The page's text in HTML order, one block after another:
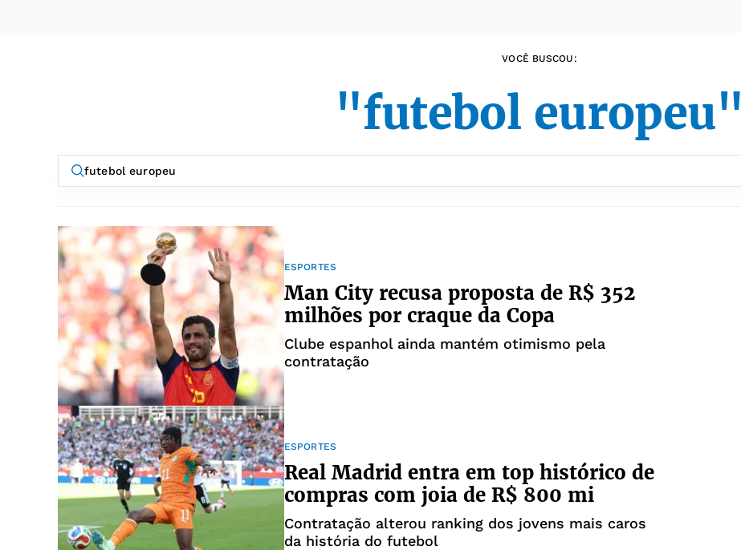
VOCÊ BUSCOU:
"futebol europeu"
ESPORTES
Man City recusa proposta de R$ 352
milhões por craque da Copa
Clube espanhol ainda mantém otimismo pela
contratação
ESPORTES
Real Madrid entra em top histórico de
compras com joia de R$ 800 mi
Contratação alterou ranking dos jovens mais caros
da história do futebol